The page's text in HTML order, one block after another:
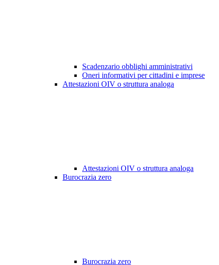
Scadenzario obblighi amministrativi
Oneri informativi per cittadini e imprese
Attestazioni OIV o struttura analoga
Attestazioni OIV o struttura analoga
Burocrazia zero
Burocrazia zero